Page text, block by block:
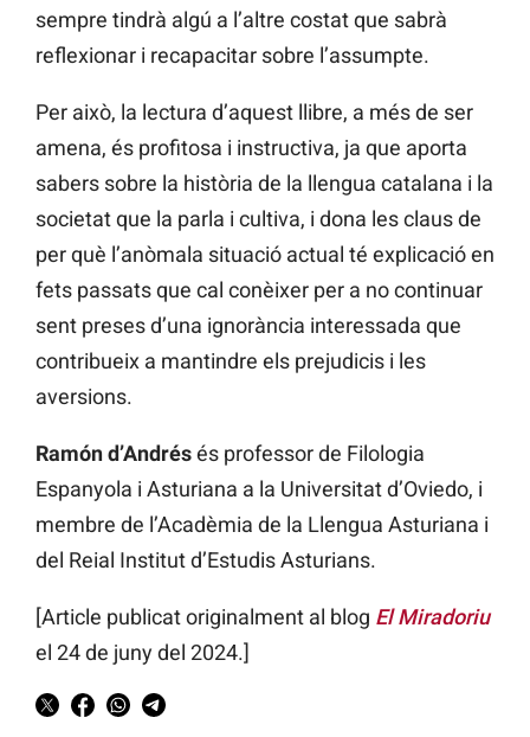
sempre tindrà algú a l’altre costat que sabrà
reflexionar i recapacitar sobre l’assumpte.
Per això, la lectura d’aquest llibre, a més de ser
amena, és profitosa i instructiva, ja que aporta
sabers sobre la història de la llengua catalana i la
societat que la parla i cultiva, i dona les claus de
per què l’anòmala situació actual té explicació en
fets passats que cal conèixer per a no continuar
sent preses d’una ignorància interessada que
contribueix a mantindre els prejudicis i les
aversions.
Ramón d’Andrésés professor de Filologia
Espanyola i Asturiana a la Universitat d’Oviedo, i
membre de l’Acadèmia de la Llengua Asturiana i
del Reial Institut d’Estudis Asturians.
[Article publicat originalment al blog El Miradoriu
el 24 de juny del 2024.]